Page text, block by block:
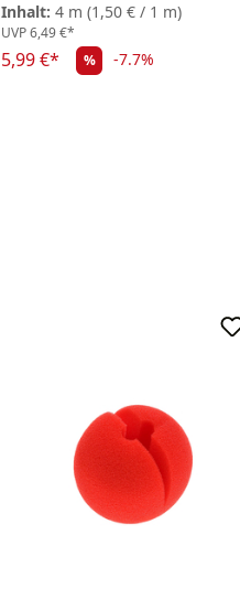
Inhalt: 4 m (1,50 € / 1 m)
UVP6,49 €*
5,99 €* % -7.7%